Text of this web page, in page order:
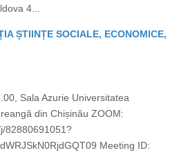
4...
ȘTIINȚE SOCIALE, ECONOMICE,
Sala Azurie Universitatea
din Chișinău ZOOM:
82880691051?
Meeting ID: